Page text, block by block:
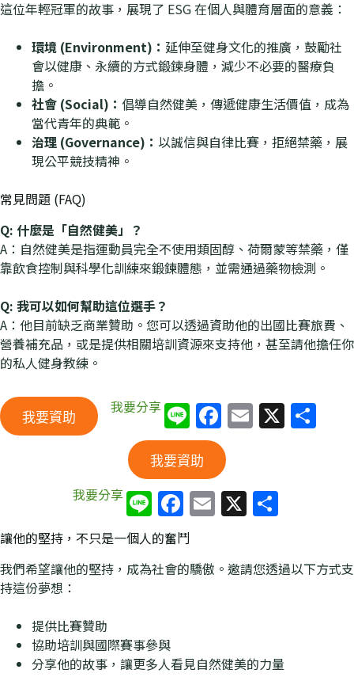
這位年輕冠軍的故事，展現了 ESG 在個人與體育層面的意義：
環境 (Environment)： 延伸至健身文化的推廣，鼓勵社
會以健康、永續的方式鍛鍊身體，減少不必要的醫療負
擔。
社會 (Social)： 倡導自然健美，傳遞健康生活價值，成為
當代青年的典範。
治理 (Governance)： 以誠信與自律比賽，拒絕禁藥，展
現公平競技精神。
常見問題 (FAQ)
Q: 什麼是「自然健美」？
A：自然健美是指運動員完全不使用類固醇、荷爾蒙等禁藥，僅
靠飲食控制與科學化訓練來鍛鍊體態，並需通過藥物檢測。
Q: 我可以如何幫助這位選手？
A：他目前缺乏商業贊助。您可以透過資助他的出國比賽旅費、
營養補充品，或是提供相關培訓資源來支持他，甚至請他擔任你
的私人健身教練。
我要資助
我要分享 Li
n
e
F
a
c
e
b
o
E
m
l
X
我要資助
我要分享 Li
n
e
F
a
c
e
o
E
ai
l
X
讓他的堅持，不只是一個人的奮鬥
我們希望讓他的堅持，成為社會的驕傲。邀請您透過以下方式支
持這份夢想：
提供比賽贊助
協助培訓與國際賽事參與
分享他的故事，讓更多人看見自然健美的力量